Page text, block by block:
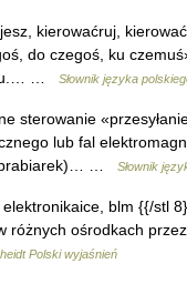
kierowaćruj,
do czegoś, ku
…
Słownik języka
«przesyłanie
lub fal
…
Słownik
blm {{/stl
różnych ośrodkach
Polski wyjaśnień